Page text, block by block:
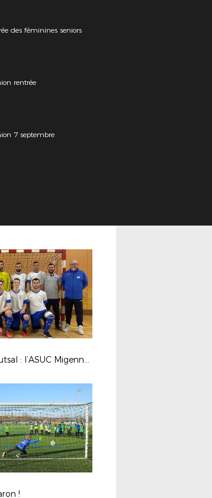
des féminines seniors
rentrée
7 septembre
Coupe nationale futsal : l’ASUC Migennes en finale régionale !
!